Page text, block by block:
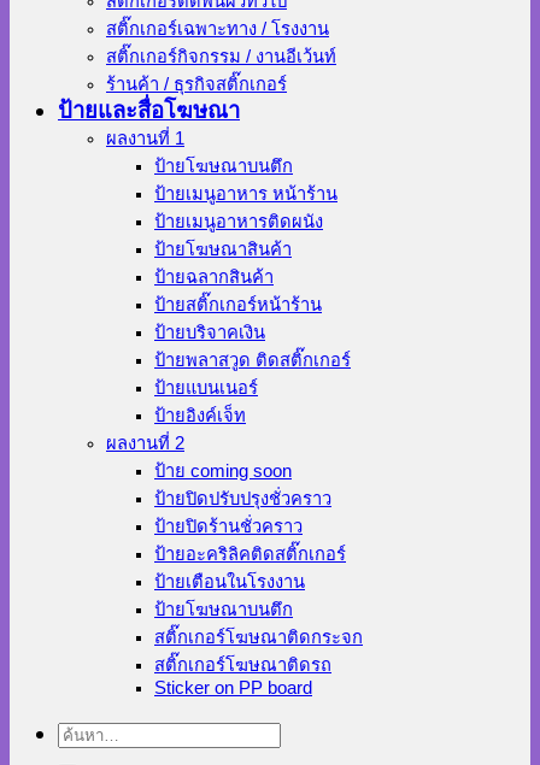
สติ๊กเกอร์เฉพาะทาง / โรงงาน
สติ๊กเกอร์กิจกรรม / งานอีเว้นท์
ร้านค้า / ธุรกิจสติ๊กเกอร์
ป้ายและสื่อโฆษณา
ผลงานที่ 1
ป้ายโฆษณาบนตึก
ป้ายเมนูอาหาร หน้าร้าน
ป้ายเมนูอาหารติดผนัง
ป้ายโฆษณาสินค้า
ป้ายฉลากสินค้า
ป้ายสติ๊กเกอร์หน้าร้าน
ป้ายบริจาคเงิน
ป้ายพลาสวูด ติดสติ๊กเกอร์
ป้ายแบนเนอร์
ป้ายอิงค์เจ็ท
ผลงานที่ 2
ป้าย coming soon
ป้ายปิดปรับปรุงชั่วคราว
ป้ายปิดร้านชั่วคราว
ป้ายอะคริลิคติดสติ๊กเกอร์
ป้ายเตือนในโรงงาน
ป้ายโฆษณาบนตึก
สติ๊กเกอร์โฆษณาติดกระจก
สติ๊กเกอร์โฆษณาติดรถ
Sticker on PP board
ค้นหา: